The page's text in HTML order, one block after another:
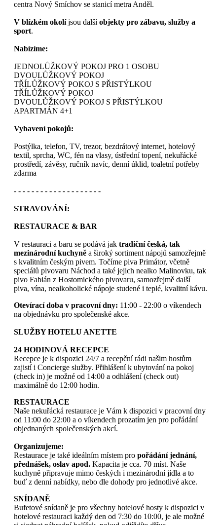
centra Nový Smíchov se stanicí metra Anděl.
V blízkém okolíjsou dalšíobjekty pro zábavu, služby a
sport.
Nabízíme:
JEDNOLŮŽKOVÝ POKOJ PRO 1 OSOBU
DVOULŮŽKOVÝ POKOJ
TŘÍLŮŽKOVÝ POKOJ S PŘISTÝLKOU
TŘÍLŮŽKOVÝ POKOJ
DVOULŮŽKOVÝ POKOJ S PŘISTÝLKOU
APARTMÁN 4+1
Vybavení pokojů:
Postýlka, telefon, TV, trezor, bezdrátový internet, hotelový
textil, sprcha, WC, fén na vlasy, ústřední topení, nekuřácké
prostředí, závěsy, ručník navíc, denní úklid, toaletní potřeby
zdarma
- - - - - - - - - - - - - - - - - - - -
STRAVOVÁNÍ:
RESTAURACE & BAR
V restauraci a baru se podává jak tradiční česká, tak
mezinárodní kuchyně a široký sortiment nápojů samozřejmě
s kvalitním českým pivem. Točíme piva Primátor, včetně
speciálů pivovaru Náchod a také jejich nealko Malinovku, tak
pivo Fabián z Hostomického pivovaru, samozřejmě další
piva, vína, nealkoholické nápoje studené i teplé, kvalitní kávu.
Otevírací doba v pracovní dny: 11:00 - 22:00 o víkendech
na objednávku pro společenské akce.
SLUŽBY HOTELU ANETTE
24 HODINOVÁ RECEPCE
Recepce je k dispozici 24/7 a recepční rádi našim hostům
zajistí i Concierge služby. Přihlášení k ubytování na pokoj
(check in) je možné od 14:00 a odhlášení (check out)
maximálně do 12:00 hodin.
RESTAURACE
Naše nekuřácká restaurace je Vám k dispozici v pracovní dny
od 11:00 do 22:00 a o víkendech prozatím jen pro pořádání
objednaných společenských akcí.
Organizujeme:
Restaurace je také ideálním místem pro pořádání jednání,
přednášek, oslav apod. Kapacita je cca. 70 míst. Naše
kuchyně připravuje mimo českých i mezinárodní jídla a to
buď z denní nabídky, nebo dle dohody pro jednotlivé akce.
SNÍDANĚ
Bufetové snídaně je pro všechny hotelové hosty k dispozici v
hotelové restauraci každý den od 7:30 do 10:00, je ale možné